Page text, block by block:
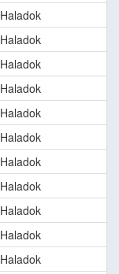
Haladok
Haladok
Haladok
Haladok
Haladok
Haladok
Haladok
Haladok
Haladok
Haladok
Haladok